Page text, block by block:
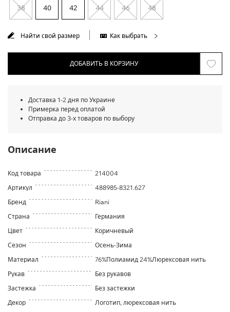
38 40 42 44 46 48
Найти свой размер Как выбрать
ДОБАВИТЬ В КОРЗИНУ
Доставка 1-2 дня по Украине
Примерка перед оплатой
Отправка до 3-х товаров по выбору
Описание
Код товара
214004
Артикул
488985-8321.627
Бренд
Riani
Страна
Германия
Цвет
Коричневый
Сезон
Осень-Зима
Материал
76%Полиамид 24%Люрексовая нить
Рукав
Без рукавов
Застежка
Без застежки
Декор
Логотип, люрексовая нить